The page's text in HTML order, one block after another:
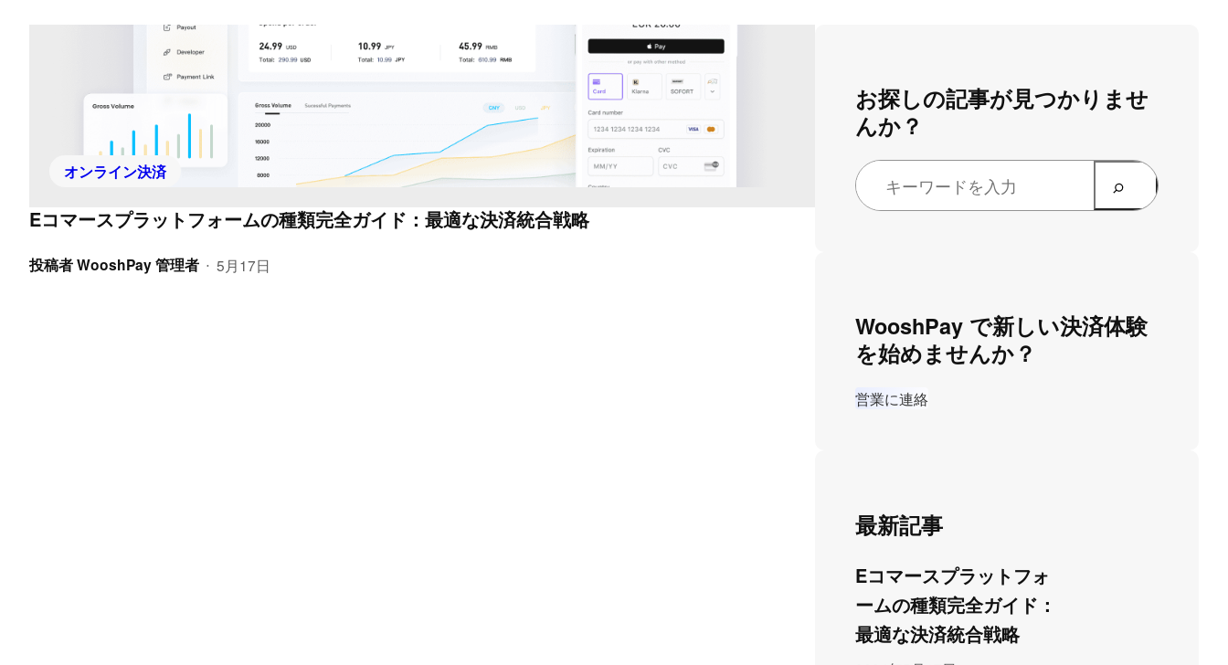
オンライン決済
Eコマースプラットフォームの種類完全ガイド：最適な決済統合戦略
投稿者WooshPay 管理者 • 5月17日
お探しの記事が見つかりませ
んか？
WooshPay で新しい決済体験
を始めませんか？
営業に連絡
最新記事
Eコマースプラットフォ
ームの種類完全ガイド：
最適な決済統合戦略